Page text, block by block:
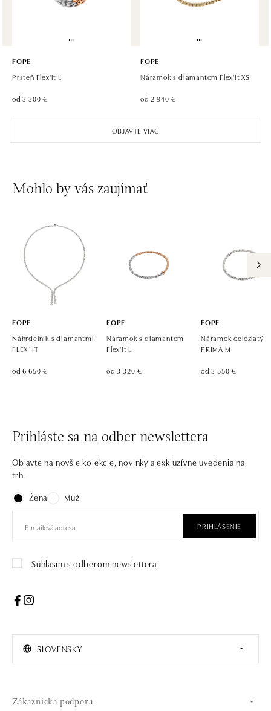
OBJAVTE VIAC
FOPE
Prsteň Flex'it L
od 3 300 €
FOPE
Náramok s diamantom Flex'it XS
od 2 940 €
Mohlo by vás zaujímať
FOPE
Náhrdelník s diamantmi
FLEX´IT
od 6 650 €
FOPE
Náramok s diamantom
Flex'it L
od 3 320 €
FOPE
Náramok celozlatý
PRIMA M
od 3 550 €
Prihláste sa na odber newslettera
Objavte najnovšie kolekcie, novinky a exkluzívne uvedenia na
trh.
Žena
Muž
PRIHLÁSENIE
Súhlasím s odberom newslettera
SLOVENSKY
Zákaznícka podpora